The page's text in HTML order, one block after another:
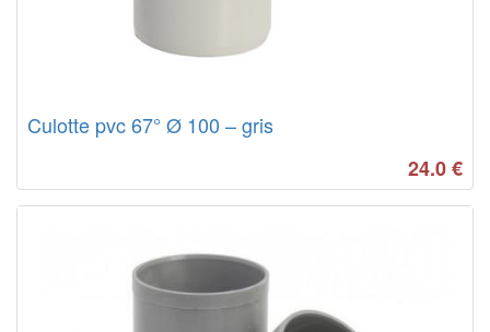
Culotte pvc 67° Ø 100 – gris
24.0€